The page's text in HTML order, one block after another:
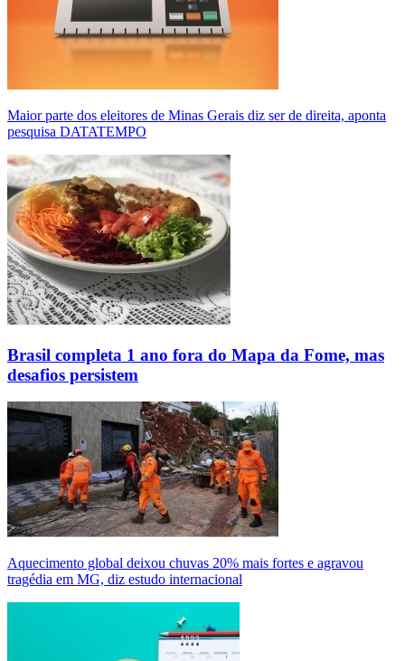
Maior parte dos eleitores de Minas Gerais diz ser de direita, aponta
pesquisa DATATEMPO
Brasil completa 1 ano fora do Mapa da Fome, mas
desafios persistem
Aquecimento global deixou chuvas 20% mais fortes e agravou
tragédia em MG, diz estudo internacional